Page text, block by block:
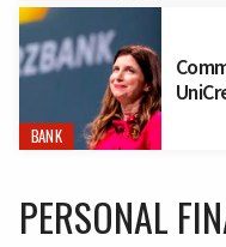
BANK
PERSONAL